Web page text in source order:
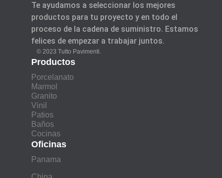
Te ayudamos a seleccionar los mejores
productos para tu proyecto y en todo el
proceso de la cadena de suministro. Estamos
felices de empezar a trabajar juntos.
© 2023 Tutto Pavimenti.
Productos
Porcelanato
Marmol
Granito
Vinil
Patios
Baños
Cocinas
Oficinas
Panama